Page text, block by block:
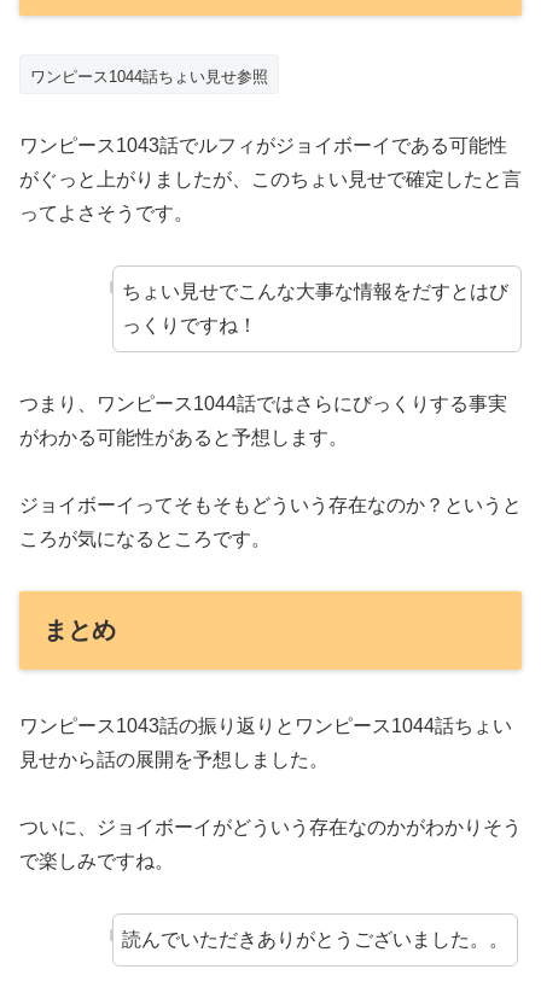
ワンピース1044話ちょい見せ参照
ワンピース1043話でルフィがジョイボーイである可能性
がぐっと上がりましたが、このちょい見せで確定したと言
ってよさそうです。
ちょい見せでこんな大事な情報をだすとはび
っくりですね！
つまり、ワンピース1044話ではさらにびっくりする事実
がわかる可能性があると予想します。
ジョイボーイってそもそもどういう存在なのか？というと
ころが気になるところです。
まとめ
ワンピース1043話の振り返りとワンピース1044話ちょい
見せから話の展開を予想しました。
ついに、ジョイボーイがどういう存在なのかがわかりそう
で楽しみですね。
読んでいただきありがとうございました。。